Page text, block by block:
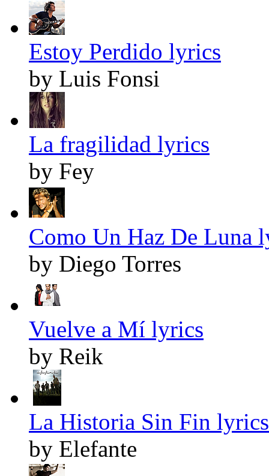
Estoy Perdido lyrics
by Luis Fonsi
La fragilidad lyrics
by Fey
Como Un Haz De Luna
by Diego Torres
Vuelve a Mí lyrics
by Reik
La Historia Sin Fin lyrics
by Elefante